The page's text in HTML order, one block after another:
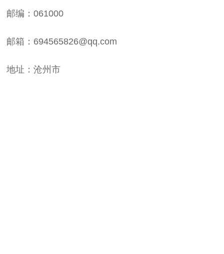
邮编：061000
邮箱：694565826@qq.com
地址：沧州市